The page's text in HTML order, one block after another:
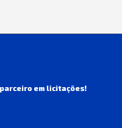
em licitações!